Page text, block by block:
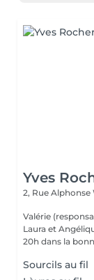
Yves
2, Rue Alphonse
Valérie
Laura et
Sourcils au fil